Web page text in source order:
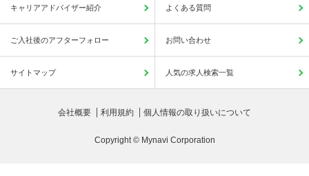
キャリアアドバイザー紹介 よくある質問
ご入社後のアフターフォロー お問い合わせ
サイトマップ 人気の求人検索一覧
会社概要 利用規約 個人情報の取り扱いについて
Copyright © Mynavi Corporation